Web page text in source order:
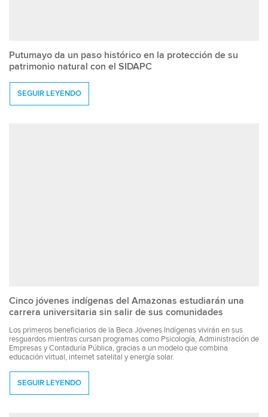
Putumayo da un paso histórico en la protección de su
patrimonio natural con el SIDAPC
SEGUIR LEYENDO
Cinco jóvenes indígenas del Amazonas estudiarán una
carrera universitaria sin salir de sus comunidades
Los primeros beneficiarios de la Beca Jóvenes Indígenas vivirán en sus
resguardos mientras cursan programas como Psicología, Administración de
Empresas y Contaduría Pública, gracias a un modelo que combina
educación virtual, internet satelital y energía solar.
SEGUIR LEYENDO